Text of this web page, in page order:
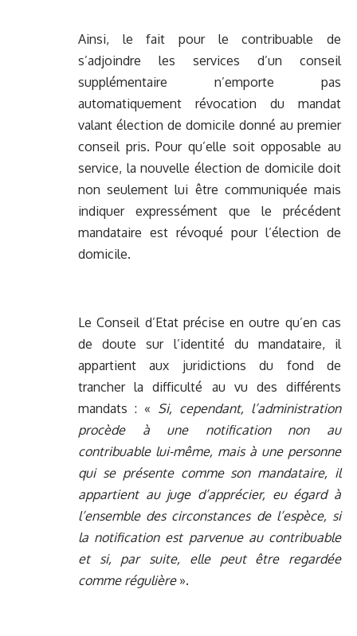
Ainsi, le fait pour le contribuable de
s’adjoindre les services d’un conseil
supplémentaire n’emporte pas
automatiquement révocation du mandat
valant élection de domicile donné au premier
conseil pris. Pour qu’elle soit opposable au
service, la nouvelle élection de domicile doit
non seulement lui être communiquée mais
indiquer expressément que le précédent
mandataire est révoqué pour l’élection de
domicile.
Le Conseil d’Etat précise en outre qu’en cas
de doute sur l’identité du mandataire, il
appartient aux juridictions du fond de
trancher la difficulté au vu des différents
mandats : « Si, cependant, l’administration
procède à une notification non au
contribuable lui-même, mais à une personne
qui se présente comme son mandataire, il
appartient au juge d’apprécier, eu égard à
l’ensemble des circonstances de l’espèce, si
la notification est parvenue au contribuable
et si, par suite, elle peut être regardée
comme régulière».